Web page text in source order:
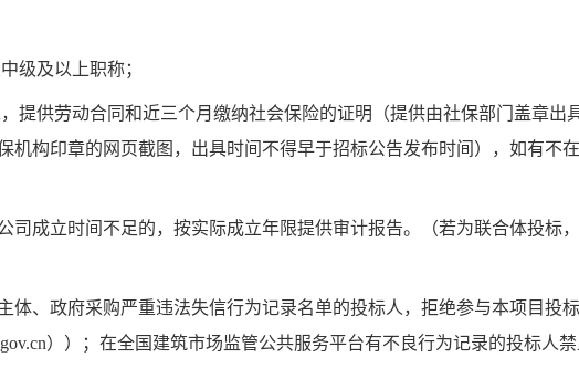
级及以上职称；
提供劳动合同和近三个月缴纳社会保险的证明
（提供由社保部门盖章出
构印章的网页截图，出具时间不得早于招标公告发布时间 ）
，如有不
司成立时间不足的，按实际成立年限提供审计报告。（若为联合体投标
、政府采购严重违法失信行为记录名单的投标人，拒绝参与本项目投
））；在全国建筑市场监管公共服务平台有不良行为记录的投标人